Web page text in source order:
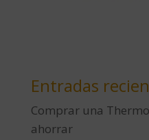
Entradas
Comprar una
ahorrar